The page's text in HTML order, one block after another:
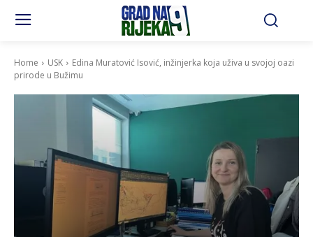
Home USK
Edina Muratović Isović, inžinjerka koja uživa u svojoj oazi
prirode u Bužimu